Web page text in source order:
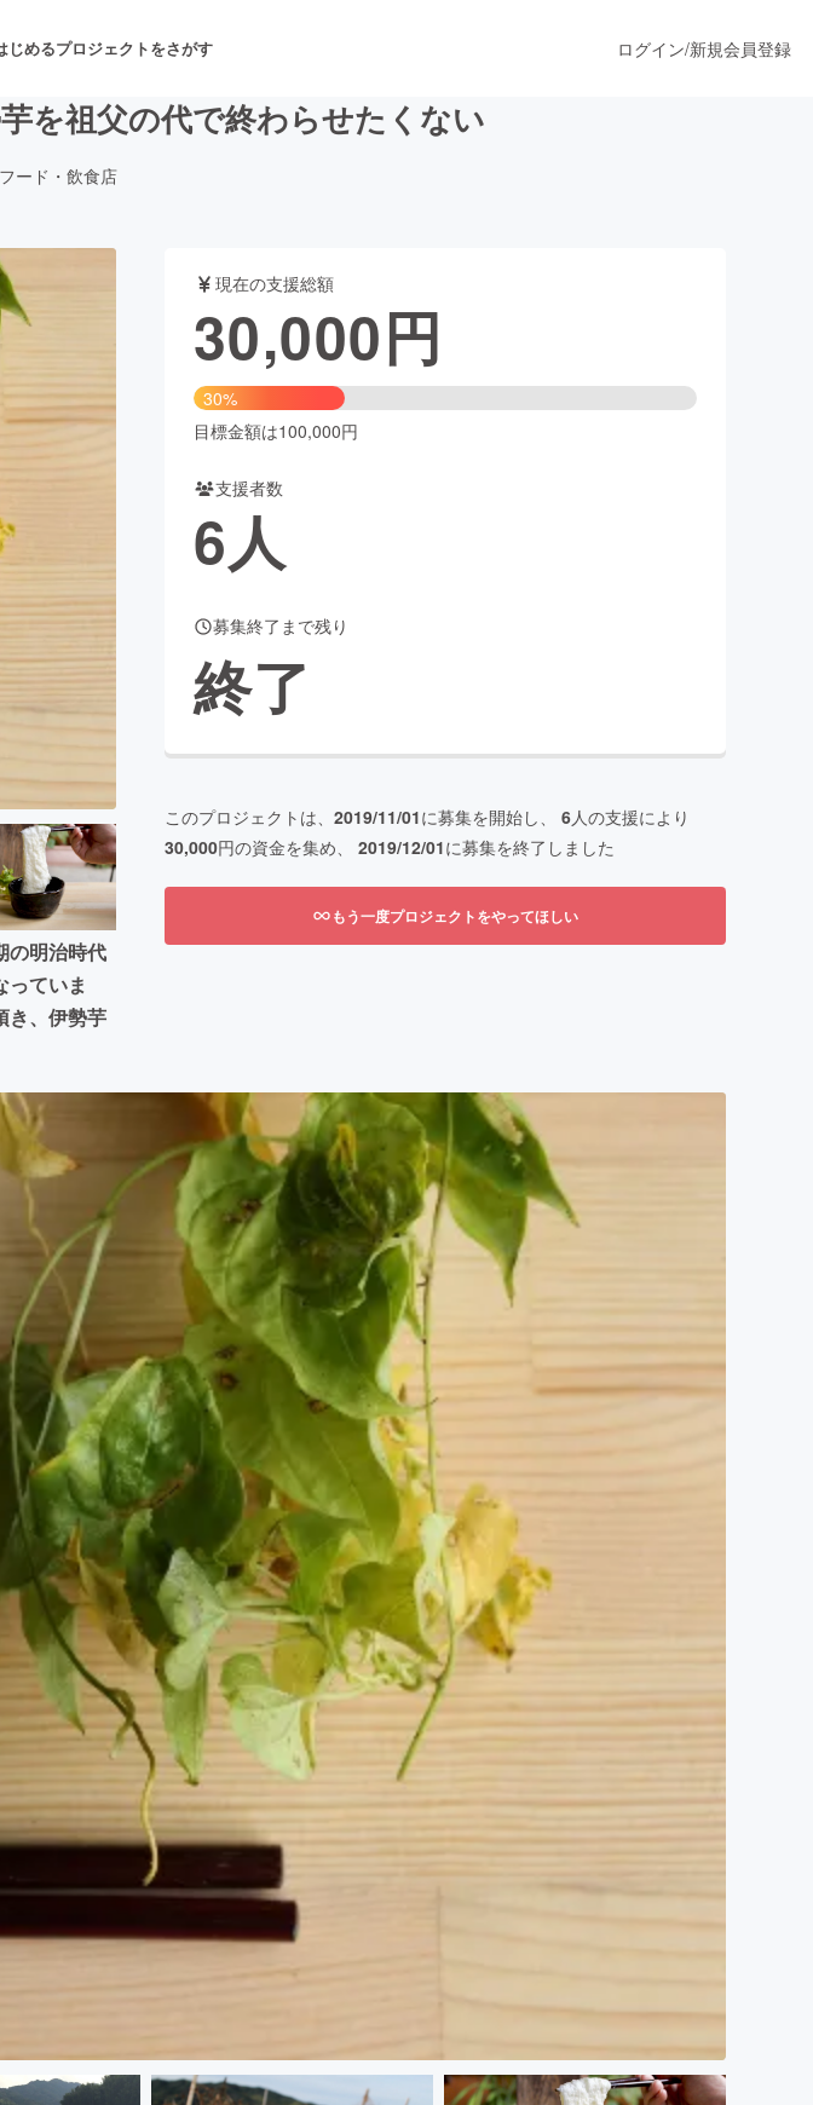
じめるプロジェクトをさがす
舞台・パフォーマンス
ファッション
アニメ・漫画
ビューティー・ヘルスケア
machi-ya
ログイン/新規会員登録
を祖父の代で終わらせたくない
フード・飲食店
の明治時代
っていま
き、伊勢芋
現在の支援総額
30,000円
30%
目標金額は100,000円
支援者数
6人
募集終了まで残り
終了
このプロジェクトは、 2019/11/01に募集を開始し、 6人の支援により
30,000円の資金を集め、 2019/12/01に募集を終了しました
もう一度プロジェクトをやってほしい